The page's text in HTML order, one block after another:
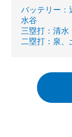
バッテリー：
水谷
三塁打：清水
二塁打：泉、